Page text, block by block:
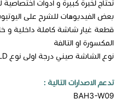
تحتاج لخبرة كبيرة و ادوات اختصاصية
بعض الفيديوهات للشرح على
قطعة غيار شاشة كاملة داخلية و
المكسورة او التالفة
نوع الشاشة صيني درجة اولى نوع OLD بدون اطار
تدعم الاصدارات التالية :
BAH3-W09